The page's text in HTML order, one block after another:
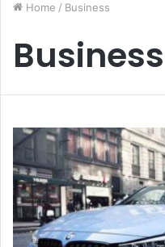
Home / Business
Business